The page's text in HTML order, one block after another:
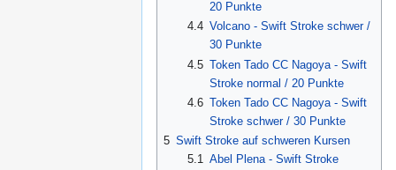
20 Punkte
4.4 Volcano - Swift Stroke schwer /
30 Punkte
4.5 Token Tado CC Nagoya - Swift
Stroke normal / 20 Punkte
4.6 Token Tado CC Nagoya - Swift
Stroke schwer / 30 Punkte
5 Swift Stroke auf schweren Kursen
5.1 Abel Plena - Swift Stroke